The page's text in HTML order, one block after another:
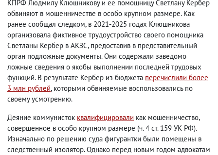
КПРФ Людмилу Клюшникову и ее помощницу Светлану Кербер
обвиняют в мошенничестве в особо крупном размере. Как
ранее сообщал следком, в 2021-2025 годах Клюшникова
организовала фиктивное трудоустройство своего помощника
Светланы Кербер в АКЗС, предоставив в представительный
орган подложные документы. Они содержали заведомо
ложные сведения о якобы выполнении последней трудовых
функций. В результате Кербер из бюджета перечислили более
3 млн рублей, которыми обвиняемые воспользовались по
своему усмотрению.
Деяние коммунисток квалифицировали как мошенничество,
совершенное в особо крупном размере (ч. 4 ст. 159 УК РФ).
Изначально по решению суда фигурантки были помещены в
следственный изолятор. Однако перед новым годом адвокатам